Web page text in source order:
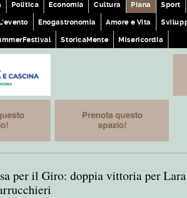
Politica Economia Cultura Piana Sport
Enogastronomia Amore e Vita
StoricaMente Misericordia
per il Giro: doppia vittoria per Lara